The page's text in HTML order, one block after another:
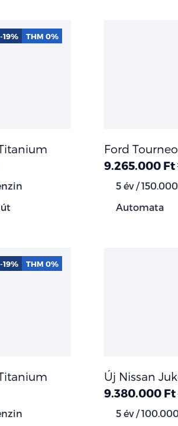
-19% THM 0%
Ford
9.265.000 Ft
5 év /
Automata
-19% THM 0%
Új Nissan
9.380.000 Ft
5 év /